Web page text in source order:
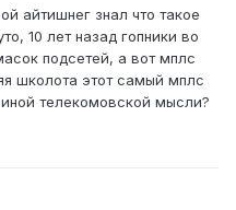
айтишнег знал что такое
10 лет назад гопники во
подсетей, а вот мплс
школота этот самый мплс
телекомовской мысли?